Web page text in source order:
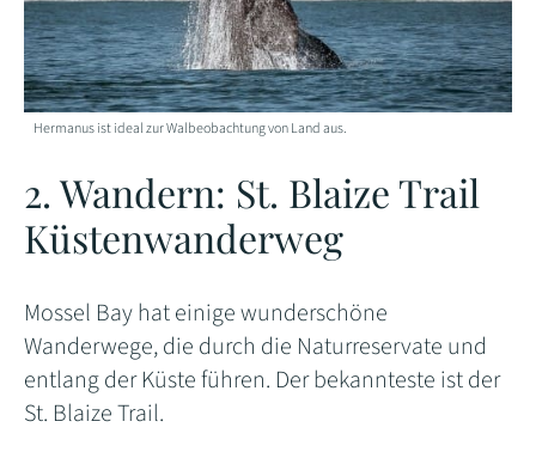
Hermanus ist ideal zur Walbeobachtung von Land aus.
2. Wandern: St. Blaize Trail
Küstenwanderweg
Mossel Bay hat einige wunderschöne
Wanderwege, die durch die Naturreservate und
entlang der Küste führen. Der bekannteste ist der
St. Blaize Trail.